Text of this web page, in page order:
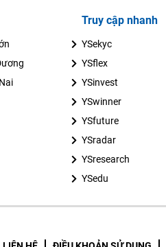
Truy cập nhanh
YSekyc
YSflex
YSinvest
YSwinner
YSfuture
YSradar
YSresearch
YSedu